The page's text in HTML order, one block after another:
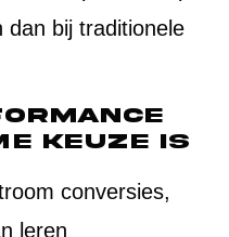
dan bij traditionele
keuze is
conversies,
leren